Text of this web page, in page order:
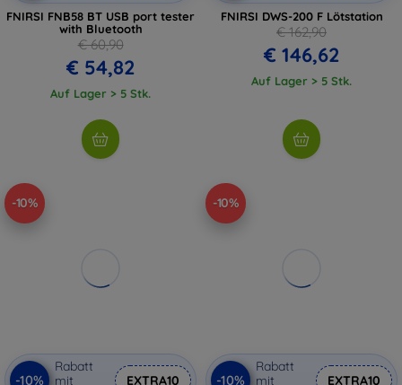
FNIRSI FNB58 BT USB port tester
with Bluetooth
€ 60,90
€ 54,82
Auf Lager > 5 Stk.
FNIRSI DWS-200 F Lötstation
€ 162,90
€ 146,62
Auf Lager > 5 Stk.
-10%
-10%
Rabatt
mit
EXTRA10
-10%
-10%
Rabatt
mit
EXTRA10